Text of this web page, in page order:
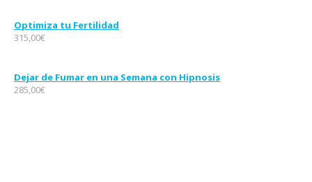
Optimiza tu Fertilidad
315,00€
Dejar de Fumar en una Semana con Hipnosis
285,00€